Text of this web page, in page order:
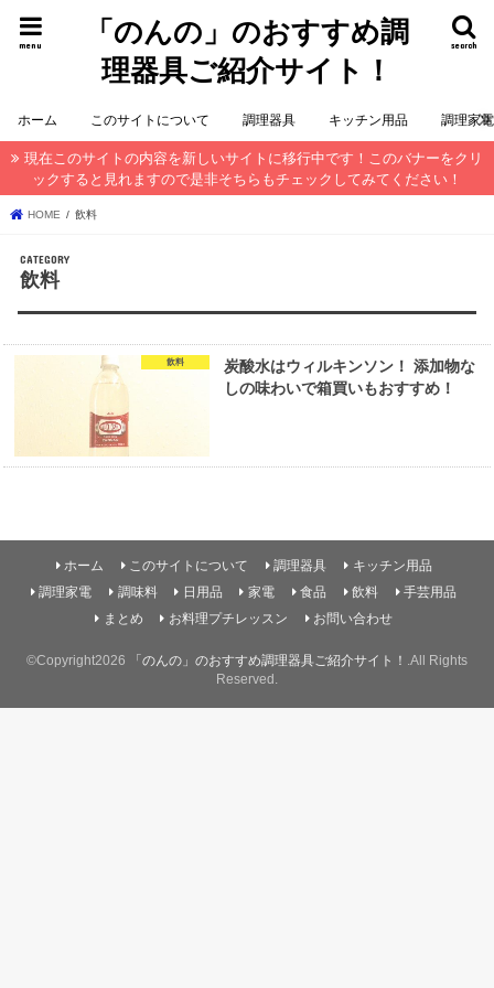
「のんの」のおすすめ調
理器具ご紹介サイト！
search
menu
ホーム このサイトについて 調理器具 キッチン用品 調理家電
現在このサイトの内容を新しいサイトに移行中です！このバナーをクリ
ックすると見れますので是非そちらもチェックしてみてください！
HOME 飲料
飲料
飲料
炭酸水はウィルキンソン！ 添加物な
しの味わいで箱買いもおすすめ！
ホーム このサイトについて 調理器具
キッチン用品
調理家電
調味料 日用品 家電 食品 飲料
手芸用品
まとめ
お料理プチレッスン お問い合わせ
©Copyright2026 「のんの」のおすすめ調理器具ご紹介サイト！
.All Rights
Reserved.